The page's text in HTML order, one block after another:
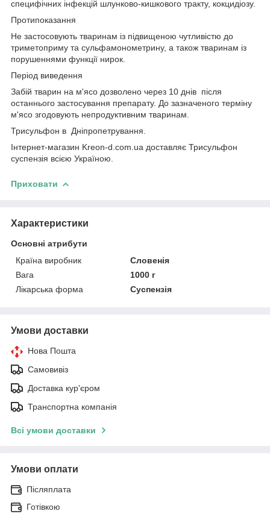
специфічних інфекцій шлунково-кишкового тракту, кокцидіозу.
Протипоказання
Не застосовують тваринам із підвищеною чутливістю до
триметоприму та сульфамонометрину, а також тваринам із
порушеннями функції нирок.
Період виведення
Забій тварин на м'ясо дозволено через 10 днів після
останнього застосування препарату. До зазначеного терміну
м'ясо згодовують непродуктивним тваринам.
Трисульфон в Дніпропетрування.
Інтернет-магазин Kreon-d.com.ua доставляє Трисульфон
суспензія всією Україною.
Приховати
Характеристики
Основні атрибути
Країна виробник
Словенія
Вага
1000 г
Лікарська форма
Суспензія
Умови доставки
Нова Пошта
Самовивіз
Доставка кур'єром
Транспортна компанія
Всі умови доставки
Умови оплати
Післяплата
Готівкою